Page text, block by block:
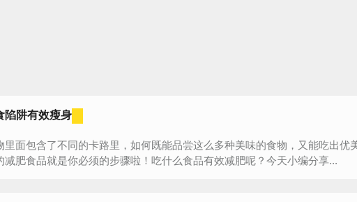
陷阱有效瘦身
里面包含了不同的卡路里，如何既能品尝这么多种美味的食物，又能吃出优
减肥食品就是你必须的步骤啦！吃什么食品有效减肥呢？今天小编分享...